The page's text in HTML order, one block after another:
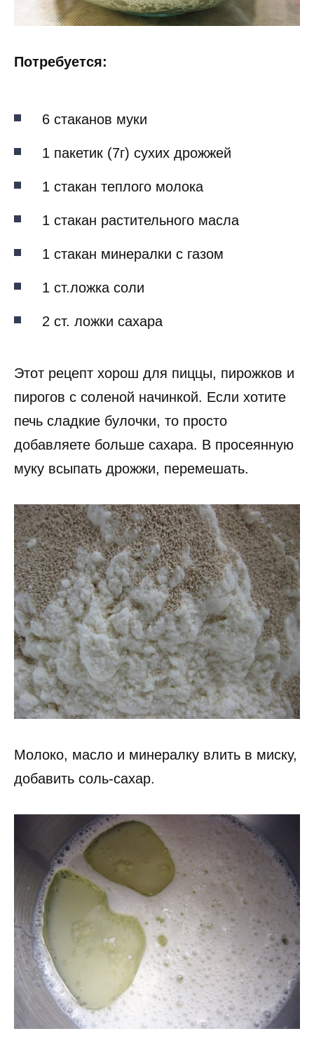
Потребуется:
6 стаканов муки
1 пакетик (7г) сухих дрожжей
1 стакан теплого молока
1 стакан растительного масла
1 стакан минералки с газом
1 ст.ложка соли
2 ст. ложки сахара
Этот рецепт хорош для пиццы, пирожков и
пирогов с соленой начинкой. Если хотите
печь сладкие булочки, то просто
добавляете больше сахара. В просеянную
муку всыпать дрожжи, перемешать.
Молоко, масло и минералку влить в миску,
добавить соль-сахар.